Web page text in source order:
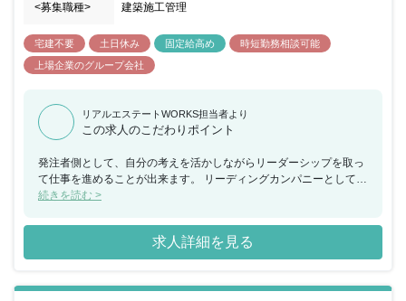
<募集職種> 建築施工管理
宅建不要 土日休み 固定給高め
時短勤務相談可能
上場企業のグループ会社
リアルエステートWORKS担当者より
この求人のこだわりポイント
発注者側として、自分の考えを活かしながらリーダーシップを取っ
て仕事を進めることが出来ます。 リーディングカンパニーとして、
知識や経験を活かしながら新たな価値を生み出せるやりがいのある
続きを読む >
求人詳細を見る